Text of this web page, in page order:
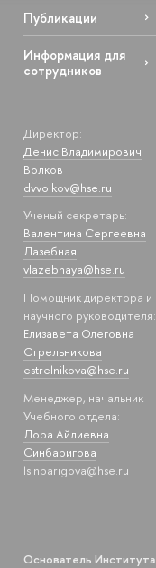
Публикации
Информация для
сотрудников
Директор:
Денис Владимирович
Волков
dvvolkov@hse.ru
Ученый секретарь:
Валентина Сергеевна
Лазебная
vlazebnaya@hse.ru
Помощник директора и
научного руководителя:
Елизавета Олеговна
Стрельникова
estrelnikova@hse.ru
Менеджер, начальник
Учебного отдела:
Лора Айлиевна
Синбаригова
lsinbarigova@hse.ru
Основатель Института